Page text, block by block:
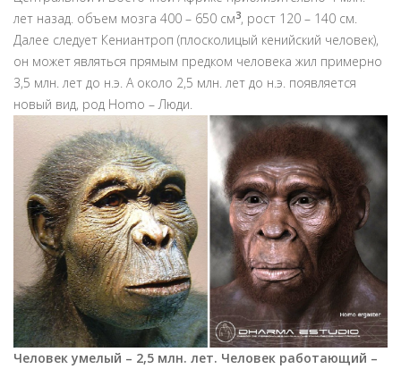
лет назад. объем мозга 400 – 650 см3, рост 120 – 140 см.
Далее следует Кениантроп (плосколицый кенийский человек),
он может являться прямым предком человека жил примерно
3,5 млн. лет до н.э. А около 2,5 млн. лет до н.э. появляется
новый вид, род Homo – Люди.
Человек умелый – 2,5 млн. лет. Человек работающий –